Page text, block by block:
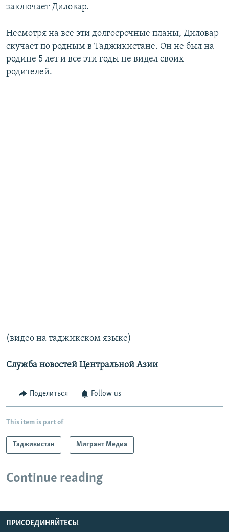
заключает Диловар.
Несмотря на все эти долгосрочные планы, Диловар
скучает по родным в Таджикистане. Он не был на
родине 5 лет и все эти годы не видел своих
родителей.
(видео на таджикском языке)
Служба новостей Центральной Азии
Поделиться Follow us
This item is part of
Таджикистан Мигрант Медиа
Continue reading
ПРИСОЕДИНЯЙТЕСЬ!